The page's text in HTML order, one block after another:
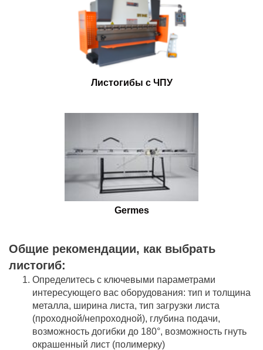
Листогибы с ЧПУ
Germes
Общие рекомендации, как выбрать
листогиб:
Определитесь с ключевыми параметрами
интересующего вас оборудования: тип и толщина
металла, ширина листа, тип загрузки листа
(проходной/непроходной), глубина подачи,
возможность догибки до 180°, возможность гнуть
окрашенный лист (полимерку)